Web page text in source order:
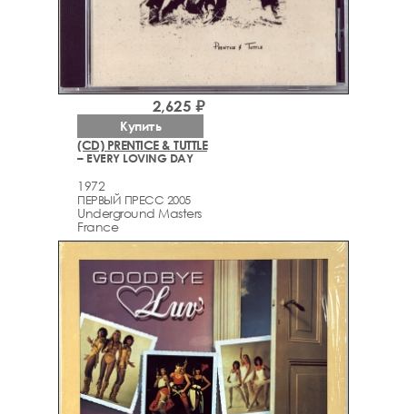
(CD) PRENTICE & TUTTLE
– EVERY LOVING DAY
1972
ПЕРВЫЙ ПРЕСС 2005
Underground Masters
France
2,625 ₽
Купить